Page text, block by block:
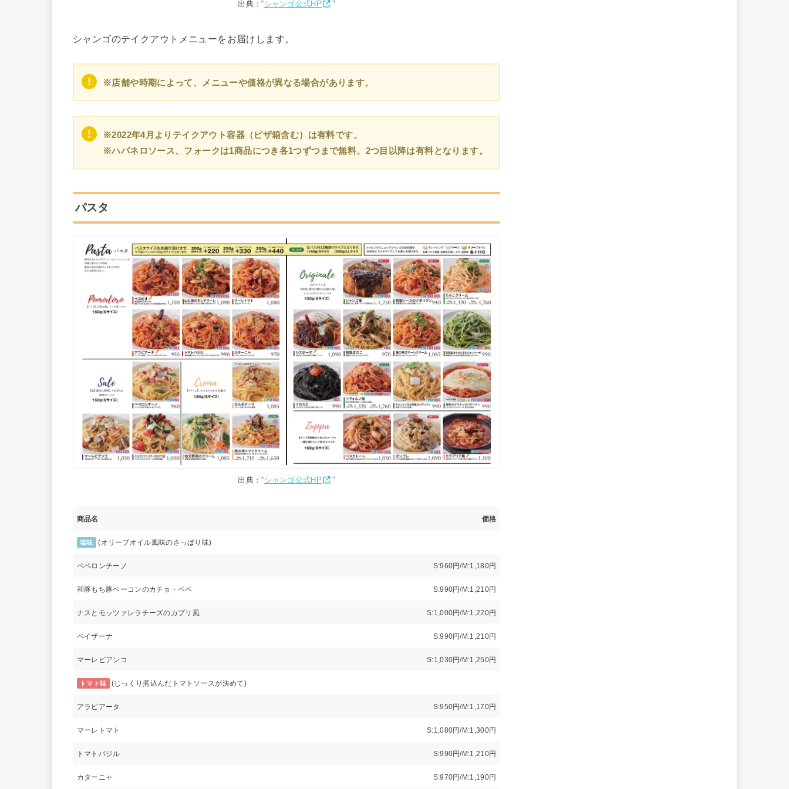
出典：“シャンゴ公式HP ”
シャンゴのテイクアウトメニューをお届けします。
※店舗や時期によって、メニューや価格が異なる場合があります。
※2022年4月よりテイクアウト容器（ピザ箱含む）は有料です。
※ハバネロソース、フォークは1商品につき各1つずつまで無料。2つ目以降は有料となります。
パスタ
出典：“シャンゴ公式HP ”
商品名 価格
塩味 (オリーブオイル風味のさっぱり味)
ペペロンチーノ S:960円/M:1,180円
和豚もち豚ベーコンのカチョ・ペペ S:990円/M:1,210円
ナスとモッツァレラチーズのカプリ風 S:1,000円/M:1,220円
ペイザーナ S:990円/M:1,210円
マーレビアンコ S:1,030円/M:1,250円
トマト味 (じっくり煮込んだトマトソースが決めて)
アラビアータ S:950円/M:1,170円
マーレトマト S:1,080円/M:1,300円
トマトバジル S:990円/M:1,210円
カターニャ S:970円/M:1,190円